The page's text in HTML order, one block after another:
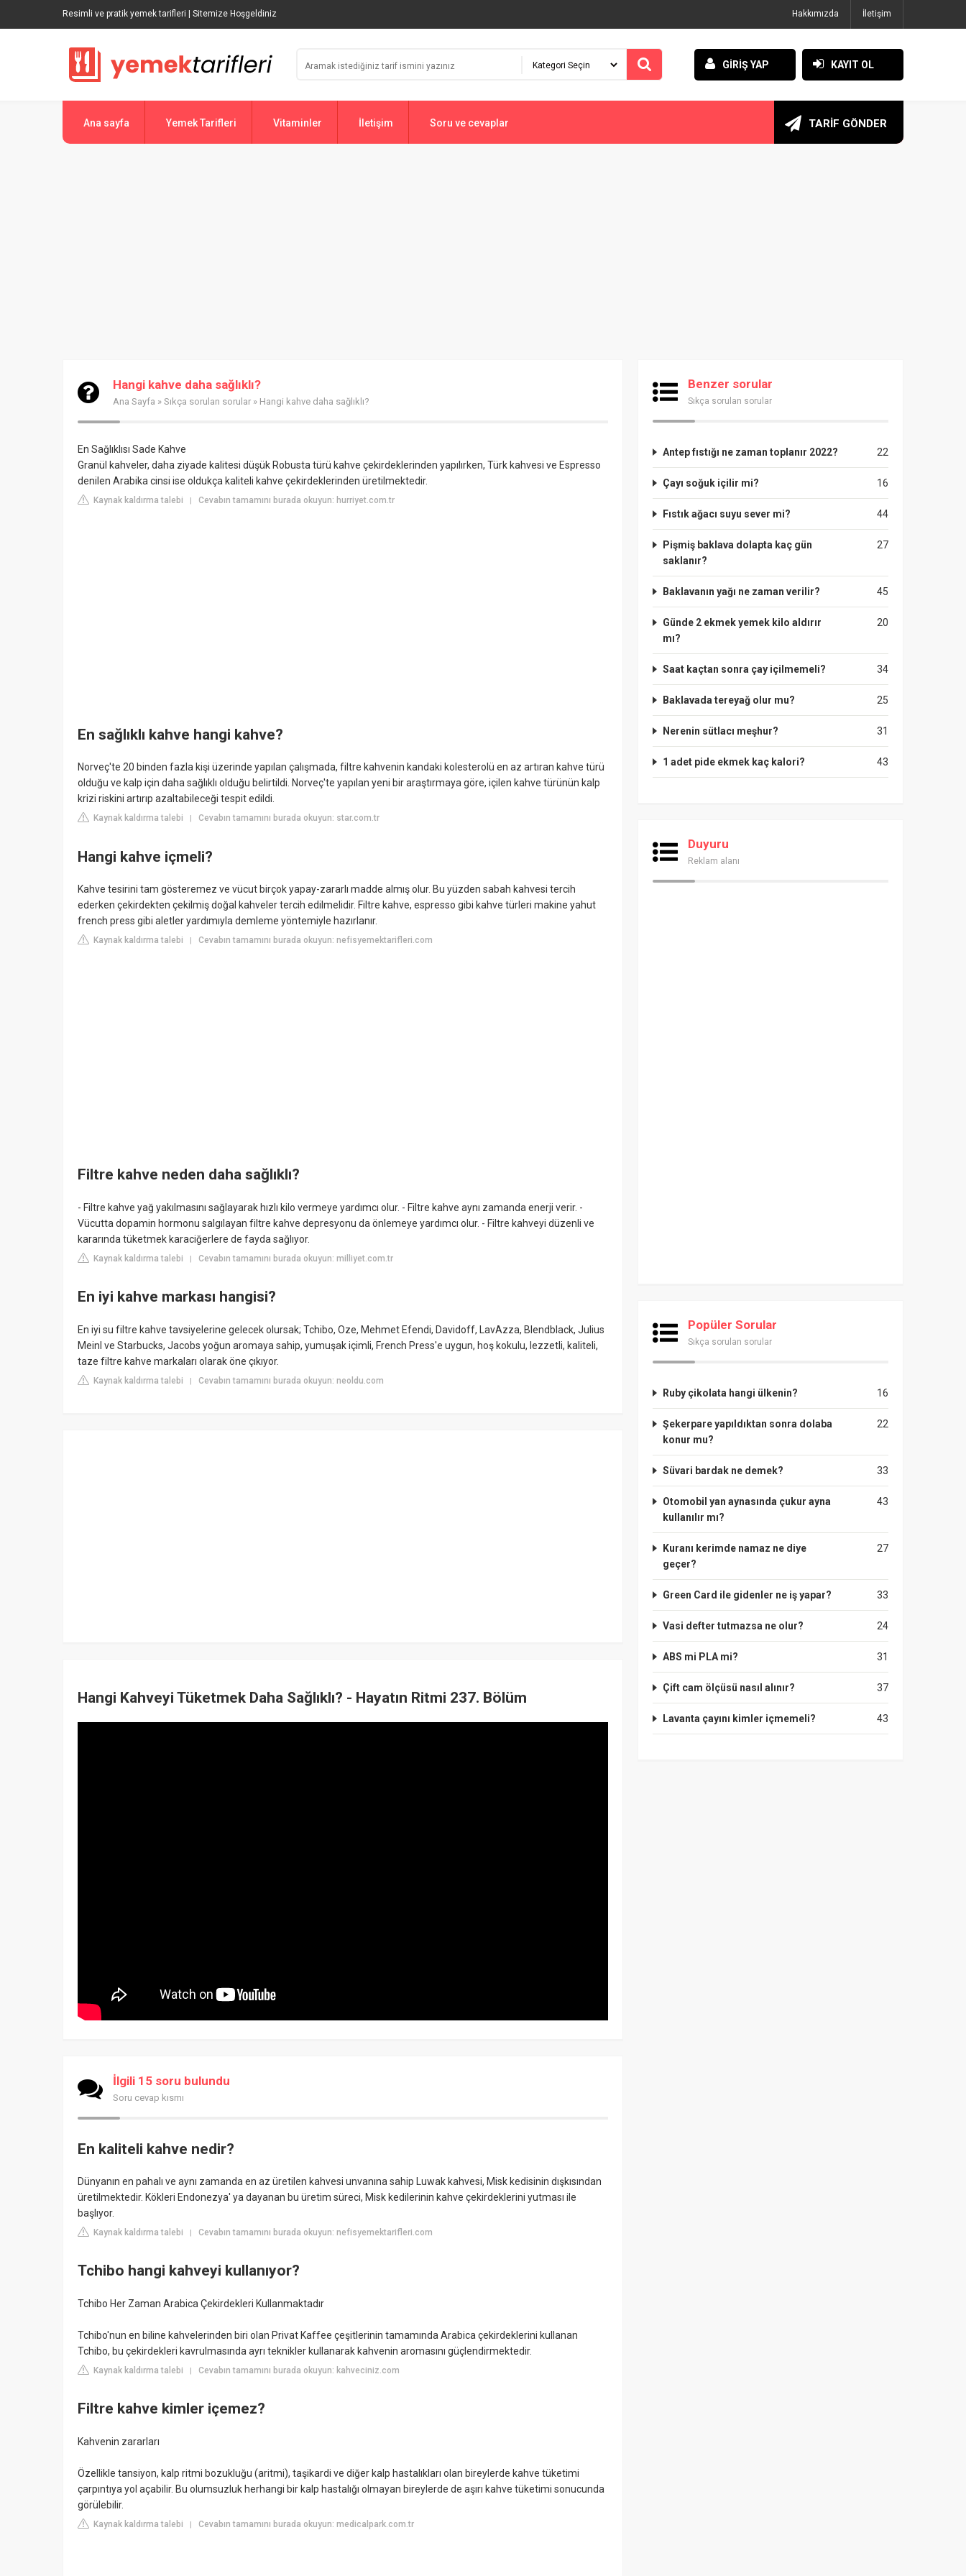
Resimli ve pratik yemek tarifleri | Sitemize Hoşgeldiniz Hakkımızda İletişim
GİRİŞ YAP KAYIT OL
Ana sayfa Yemek Tarifleri Vitaminler İletişim Soru ve cevaplar TARİF GÖNDER
Hangi kahve daha sağlıklı?
Ana Sayfa » Sıkça sorulan sorular » Hangi kahve daha sağlıklı?
En Sağlıklısı Sade Kahve
Granül kahveler, daha ziyade kalitesi düşük Robusta türü kahve çekirdeklerinden yapılırken, Türk kahvesi ve Espresso
denilen Arabika cinsi ise oldukça kaliteli kahve çekirdeklerinden üretilmektedir.
Kaynak kaldırma talebi | Cevabın tamamını burada okuyun: hurriyet.com.tr
En sağlıklı kahve hangi kahve?
Norveç'te 20 binden fazla kişi üzerinde yapılan çalışmada, filtre kahvenin kandaki kolesterolü en az artıran kahve türü
olduğu ve kalp için daha sağlıklı olduğu belirtildi. Norveç'te yapılan yeni bir araştırmaya göre, içilen kahve türünün kalp
krizi riskini artırıp azaltabileceği tespit edildi.
Kaynak kaldırma talebi Cevabın tamamını burada okuyun: star.com.tr
Hangi kahve içmeli?
Kahve tesirini tam gösteremez ve vücut birçok yapay-zararlı madde almış olur. Bu yüzden sabah kahvesi tercih
ederken çekirdekten çekilmiş doğal kahveler tercih edilmelidir. Filtre kahve, espresso gibi kahve türleri makine yahut
french press gibi aletler yardımıyla demleme yöntemiyle hazırlanır.
Kaynak kaldırma talebi Cevabın tamamını burada okuyun: nefisyemektarifleri.com
Filtre kahve neden daha sağlıklı?
- Filtre kahve yağ yakılmasını sağlayarak hızlı kilo vermeye yardımcı olur. - Filtre kahve aynı zamanda enerji verir. -
Vücutta dopamin hormonu salgılayan filtre kahve depresyonu da önlemeye yardımcı olur. - Filtre kahveyi düzenli ve
kararında tüketmek karaciğerlere de fayda sağlıyor.
Kaynak kaldırma talebi | Cevabın tamamını burada okuyun: milliyet.com.tr
En iyi kahve markası hangisi?
En iyi su filtre kahve tavsiyelerine gelecek olursak; Tchibo, Oze, Mehmet Efendi, Davidoff, LavAzza, Blendblack, Julius
Meinl ve Starbucks, Jacobs yoğun aromaya sahip, yumuşak içimli, French Press'e uygun, hoş kokulu, lezzetli, kaliteli,
taze filtre kahve markaları olarak öne çıkıyor.
Kaynak kaldırma talebi | Cevabın tamamını burada okuyun: neoldu.com
Hangi Kahveyi Tüketmek Daha Sağlıklı? - Hayatın Ritmi 237. Bölüm
İlgili 15 soru bulundu
Soru cevap kısmı
En kaliteli kahve nedir?
Dünyanın en pahalı ve aynı zamanda en az üretilen kahvesi unvanına sahip Luwak kahvesi, Misk kedisinin dışkısından
üretilmektedir. Kökleri Endonezya' ya dayanan bu üretim süreci, Misk kedilerinin kahve çekirdeklerini yutması ile
başlıyor.
Kaynak kaldırma talebi | Cevabın tamamını burada okuyun: nefisyemektarifleri.com
Tchibo hangi kahveyi kullanıyor?
Tchibo Her Zaman Arabica Çekirdekleri Kullanmaktadır
Tchibo'nun en biline kahvelerinden biri olan Privat Kaffee çeşitlerinin tamamında Arabica çekirdeklerini kullanan
Tchibo, bu çekirdekleri kavrulmasında ayrı teknikler kullanarak kahvenin aromasını güçlendirmektedir.
Kaynak kaldırma talebi | Cevabın tamamını burada okuyun: kahveciniz.com
Filtre kahve kimler içemez?
Kahvenin zararları
Özellikle tansiyon, kalp ritmi bozukluğu (aritmi), taşikardi ve diğer kalp hastalıkları olan bireylerde kahve tüketimi
çarpıntıya yol açabilir. Bu olumsuzluk herhangi bir kalp hastalığı olmayan bireylerde de aşırı kahve tüketimi sonucunda
görülebilir.
Kaynak kaldırma talebi | Cevabın tamamını burada okuyun: medicalpark.com.tr
Benzer sorular
Sıkça sorulan sorular
22
Antep fıstığı ne zaman toplanır 2022?
16
Çayı soğuk içilir mi?
44
Fıstık ağacı suyu sever mi?
27
Pişmiş baklava dolapta kaç gün
saklanır?
45
Baklavanın yağı ne zaman verilir?
20
Günde 2 ekmek yemek kilo aldırır
mı?
34
Saat kaçtan sonra çay içilmemeli?
25
Baklavada tereyağ olur mu?
31
Nerenin sütlacı meşhur?
43
1 adet pide ekmek kaç kalori?
Duyuru
Reklam alanı
Popüler Sorular
Sıkça sorulan sorular
16
Ruby çikolata hangi ülkenin?
22
Şekerpare yapıldıktan sonra dolaba
konur mu?
33
Süvari bardak ne demek?
43
Otomobil yan aynasında çukur ayna
kullanılır mı?
27
Kuranı kerimde namaz ne diye
geçer?
33
Green Card ile gidenler ne iş yapar?
24
Vasi defter tutmazsa ne olur?
31
ABS mi PLA mi?
37
Çift cam ölçüsü nasıl alınır?
43
Lavanta çayını kimler içmemeli?